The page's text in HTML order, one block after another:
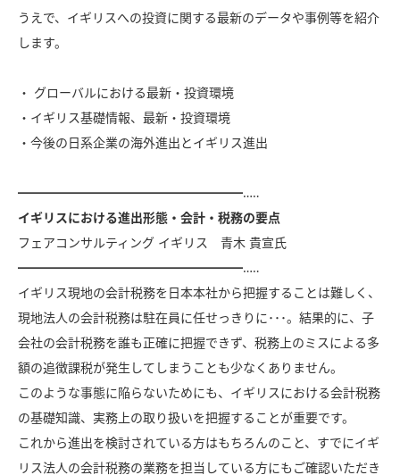
うえで、イギリスへの投資に関する最新のデータや事例等を紹介
します。
・ グローバルにおける最新・投資環境
・イギリス基礎情報、最新・投資環境
・今後の日系企業の海外進出とイギリス進出
━━━━━━━━━━━━━━━━━━…‥
イギリスにおける進出形態・会計・税務の要点
フェアコンサルティング イギリス 青木 貴宣氏
━━━━━━━━━━━━━━━━━━…‥
イギリス現地の会計税務を日本本社から把握することは難しく、
現地法人の会計税務は駐在員に任せっきりに･･･。結果的に、子
会社の会計税務を誰も正確に把握できず、税務上のミスによる多
額の追徴課税が発生してしまうことも少なくありません。
このような事態に陥らないためにも、イギリスにおける会計税務
の基礎知識、実務上の取り扱いを把握することが重要です。
これから進出を検討されている方はもちろんのこと、すでにイギ
リス法人の会計税務の業務を担当している方にもご確認いただき